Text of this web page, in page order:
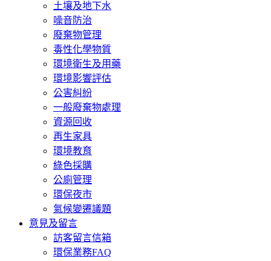
土壤及地下水
噪音防治
廢棄物管理
毒性化學物質
環境衛生及用藥
環境影響評估
公害糾紛
一般廢棄物處理
資源回收
再生家具
環境教育
綠色採購
公廁管理
環保夜市
氣候變遷議題
意見及留言
訪客留言信箱
環保業務FAQ